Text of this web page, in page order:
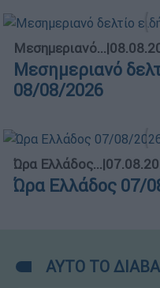
Μεσημεριανό...|
Μεσημεριανό
08/08/2026
Ώρα Ελλάδος...|
Ώρα Ελλάδος 07/
ΑΥΤΟ ΤΟ